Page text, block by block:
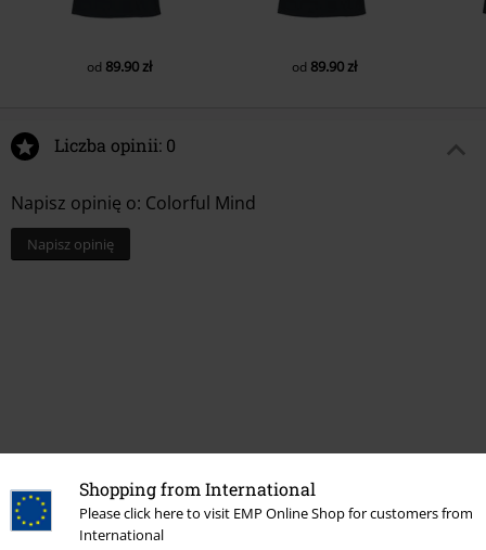
Shopping from International
Please click here to visit EMP Online Shop for customers from
International
od 89.90 zł od 89.90 zł
Liczba opinii: 0
Napisz opinię o: Colorful Mind
Napisz opinię
Ostatnia wizyta